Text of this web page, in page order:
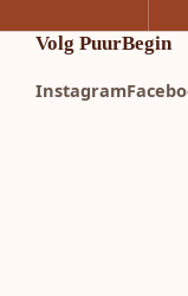
Volg PuurBegin
Instagram